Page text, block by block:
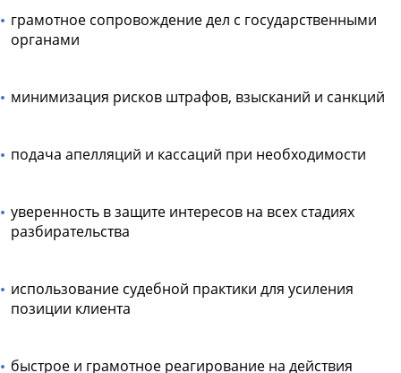
грамотное сопровождение дел с государственными
органами
минимизация рисков штрафов, взысканий и санкций
подача апелляций и кассаций при необходимости
уверенность в защите интересов на всех стадиях
разбирательства
использование судебной практики для усиления
позиции клиента
быстрое и грамотное реагирование на действия